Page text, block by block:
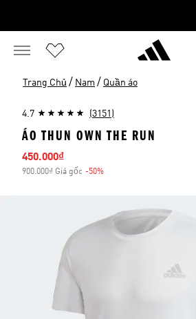
Trang Chủ / Nam / Quần áo
4.7 (3151)
ÁO THUN OWN THE RUN
Giá bán
450.000₫
900.000₫ Giá gốc -50%